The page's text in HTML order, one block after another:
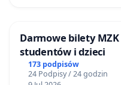
Darmowe bilety
studentów i dzieci
173 podpisów
24 Podpisy / 24 godzin